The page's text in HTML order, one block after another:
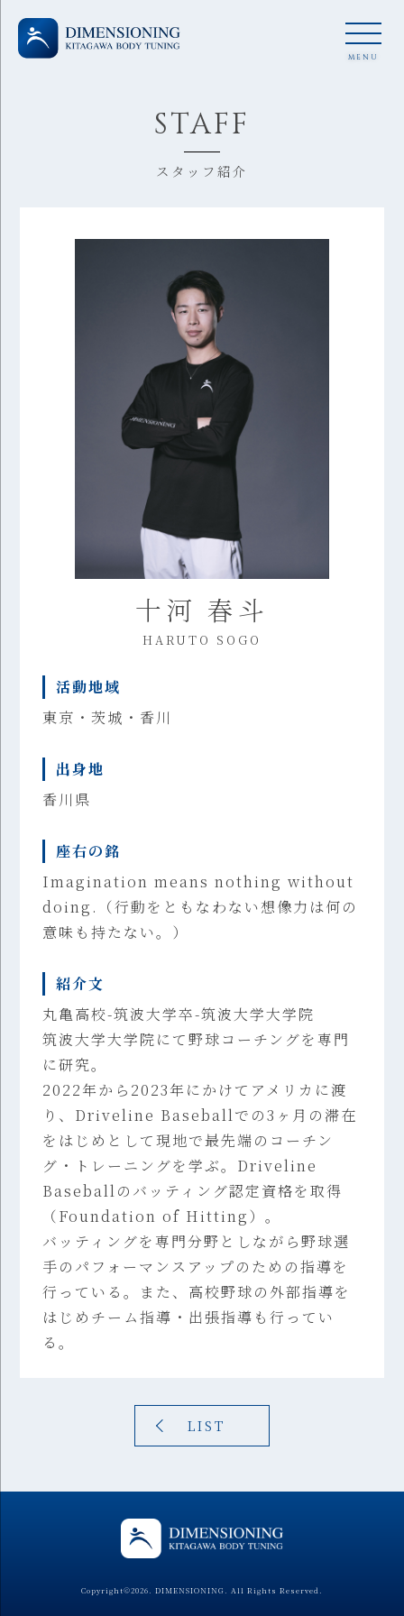
STAFF
スタッフ紹介
十河 春斗
HARUTO SOGO
活動地域
東京・茨城・香川
出身地
香川県
座右の銘
Imagination means nothing without
doing.（行動をともなわない想像力は何の
意味も持たない。）
紹介文
丸亀高校-筑波大学卒-筑波大学大学院
筑波大学大学院にて野球コーチングを専門
に研究。
2022年から2023年にかけてアメリカに渡
り、Driveline Baseballでの3ヶ月の滞在
をはじめとして現地で最先端のコーチン
グ・トレーニングを学ぶ。Driveline
Baseballのバッティング認定資格を取得
（Foundation of Hitting）。
バッティングを専門分野としながら野球選
手のパフォーマンスアップのための指導を
行っている。また、高校野球の外部指導を
はじめチーム指導・出張指導も行ってい
る。
LIST
Copyright©2026. DIMENSIONING. All Rights Reserved.
MENU